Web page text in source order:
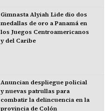
Gimnasta Alyiah Lide dio dos
medallas de oro a Panamá en
los Juegos Centroamericanos
y del Caribe
Anuncian despliegue policial
y nuevas patrullas para
combatir la delincuencia en la
provincia de Colón